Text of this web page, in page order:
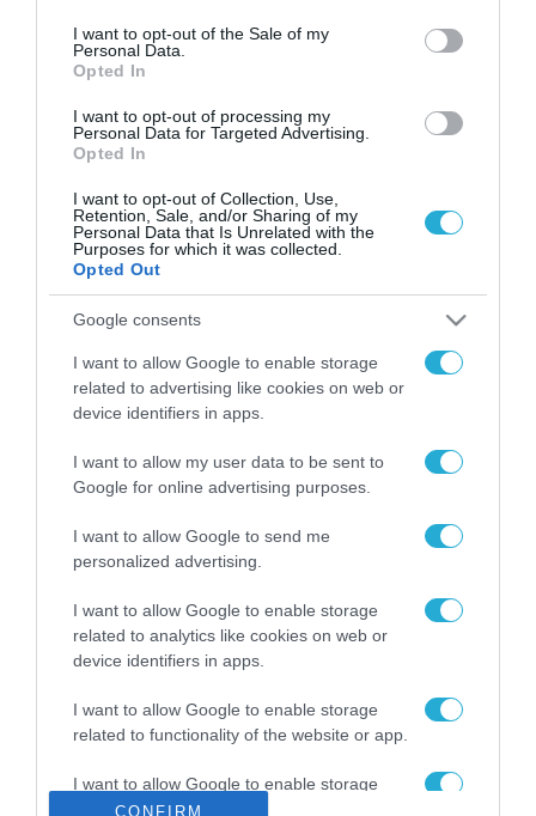
consent section.
I want to opt-out of the Sale of my
Personal Data.
Opted In
I want to opt-out of processing my
Personal Data for Targeted Advertising.
Opted In
I want to opt-out of Collection, Use,
Retention, Sale, and/or Sharing of my
Personal Data that Is Unrelated with the
Purposes for which it was collected.
Opted Out
Google consents
I want to allow Google to enable storage
related to advertising like cookies on web or
device identifiers in apps.
I want to allow my user data to be sent to
Google for online advertising purposes.
I want to allow Google to send me
personalized advertising.
I want to allow Google to enable storage
related to analytics like cookies on web or
device identifiers in apps.
I want to allow Google to enable storage
related to functionality of the website or app.
I want to allow Google to enable storage
related to personalization.
CONFIRM
ΡΟΗ ΕΙΔΗΣΕΩΝ
Το χρηματοδοτούμενο
από την ΕΕ έργο “The
Gaming Police”
ενισχύει την ασφάλεια
των παιδιών στο
31.07.2026
ΑΑΔΕ: Διευκρινίσεις
για τα πρόστιμα σε
αφορούν τους ΦΗΜ
31.07.2026
Σ. Καλαφάτης: «Η
Τεχνητή Νοημοσύνη
δεν είναι απλώς μια
νέα τεχνολογία, είναι
επανάσταση»
Νέος οδηγός του ΕΚΤ
των ελληνικών
επιχειρήσεων στον